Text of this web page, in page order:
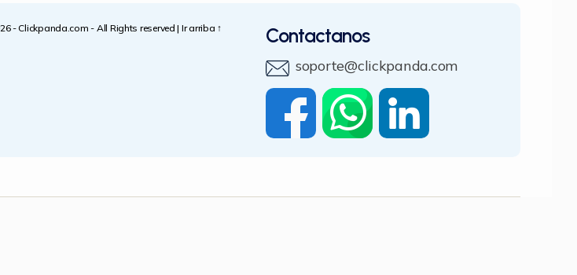
-Clickpanda.com - All Rights reserved | Ir arriba ↑ Contactanos
soporte@clickpanda.com